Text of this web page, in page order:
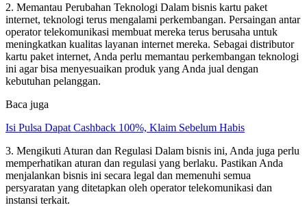
2. Memantau Perubahan Teknologi Dalam bisnis kartu paket
internet, teknologi terus mengalami perkembangan. Persaingan antar
operator telekomunikasi membuat mereka terus berusaha untuk
meningkatkan kualitas layanan internet mereka. Sebagai distributor
kartu paket internet, Anda perlu memantau perkembangan teknologi
ini agar bisa menyesuaikan produk yang Anda jual dengan
kebutuhan pelanggan.
Baca juga
Isi Pulsa Dapat Cashback 100%, Klaim Sebelum Habis
3. Mengikuti Aturan dan Regulasi Dalam bisnis ini, Anda juga perlu
memperhatikan aturan dan regulasi yang berlaku. Pastikan Anda
menjalankan bisnis ini secara legal dan memenuhi semua
persyaratan yang ditetapkan oleh operator telekomunikasi dan
instansi terkait.